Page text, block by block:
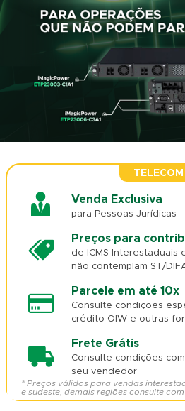
TELECOM
Venda Exclusiva
para Pessoas Jurídicas
Preços para
de ICMS Interestaduais
não contemplam ST/
Parcele em até 10x
Consulte condições
crédito OIW e outras
Frete Grátis
Consulte condições com
seu vendedor
* Preços válidos para vendas
e sudeste, demais regiões consulte